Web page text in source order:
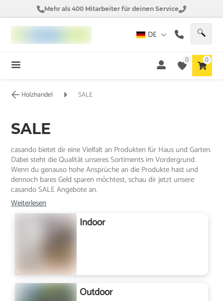
Mehr als 400 Mitarbeiter für deinen Service
DE
0 0
Holzhandel SALE
SALE
casando bietet dir eine Vielfalt an Produkten für Haus und Garten.
Dabei steht die Qualität unseres Sortiments im Vordergrund.
Wenn du genauso hohe Ansprüche an die Produkte hast und
dennoch bares Geld sparen möchtest, schau dir jetzt unsere
casando SALE Angebote an.
Weiterlesen
Indoor
Outdoor